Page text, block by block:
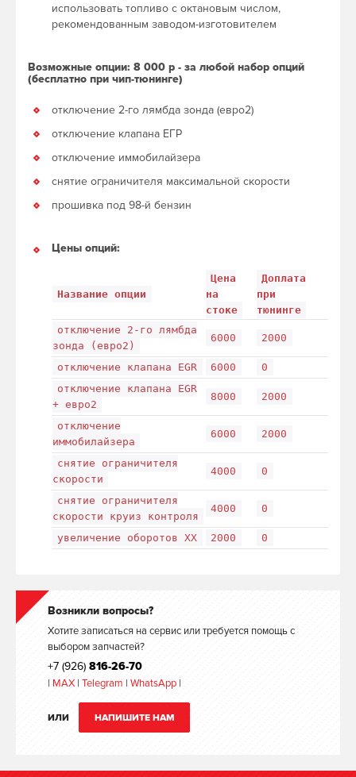
использовать топливо с октановым числом,
рекомендованным заводом-изготовителем
Возможные опции: 8 000 р - за любой набор опций
(бесплатно при чип-тюнинге)
отключение 2-го лямбда зонда (евро2)
отключение клапана ЕГР
отключение иммобилайзера
снятие ограничителя максимальной скорости
прошивка под 98-й бензин
Цены опций:
Название опции
Цена
на
стоке
Доплата
при
тюнинге
отключение 2-го лямбда
зонда (евро2)
6000 2000
отключение клапана EGR 6000
0
отключение клапана EGR
+ евро2
8000 2000
отключение
иммобилайзера
6000 2000
снятие ограничителя
скорости
4000 0
снятие ограничителя
скорости круиз контроля
4000 0
увеличение оборотов ХХ 2000 0
Возникли вопросы?
Хотите записаться на сервис или требуется помощь с
выбором запчастей?
+7 (926) 816-26-70
| MAX | Telegram | WhatsApp |
ИЛИ НАПИШИТЕ НАМ